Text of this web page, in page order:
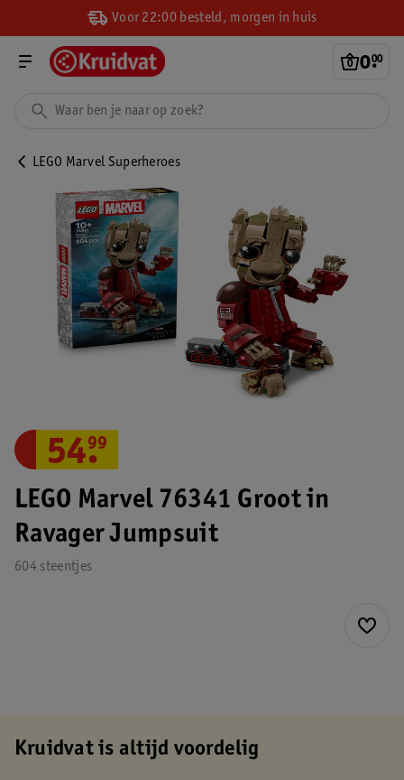
Voor 22:00 besteld, morgen in huis
0.
00
LEGO Marvel Superheroes
LEGO Marvel 76341 Groot in
Ravager Jumpsuit
604 steentjes
54.
99
Kruidvat is altijd voordelig